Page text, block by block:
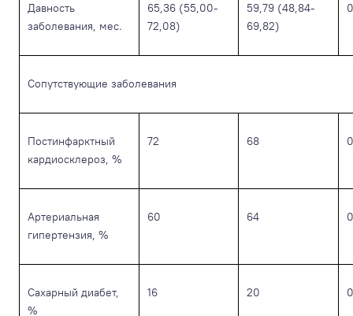
Давность
заболевания, мес.
65,36 (55,00-
72,08)
59,79 (48,84-
69,82)
Сопутствующие заболевания
Постинфарктный
кардиосклероз, %
72 68
Артериальная
гипертензия, %
60 64
Сахарный диабет,
%
16 20